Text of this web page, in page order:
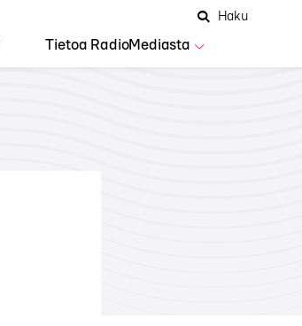
Tietoa RadioMediasta
AvaaHaku
Hae